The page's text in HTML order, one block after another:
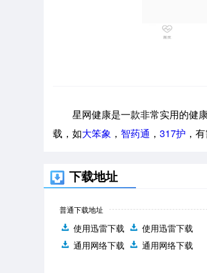
星网健康是一款非常实用的健康
载，如大笨象 ， 智药通 ， 317护 ，
下载地址
普通下载地址
使用迅雷下载
使用迅雷下载
通用网络下载
通用网络下载